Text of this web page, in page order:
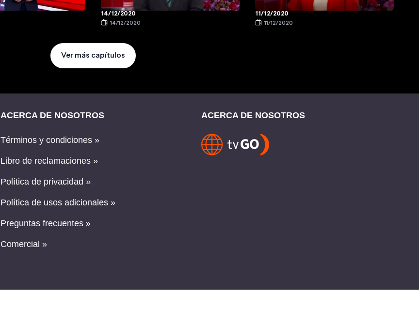
14/12/2020
14/12/2020
11/12/2020
11/12/2020
Ver más capítulos
ACERCA DE NOSOTROS
Términos y condiciones »
Libro de reclamaciones »
Política de privacidad »
Política de usos adicionales »
Preguntas frecuentes »
Comercial »
ACERCA DE NOSOTROS